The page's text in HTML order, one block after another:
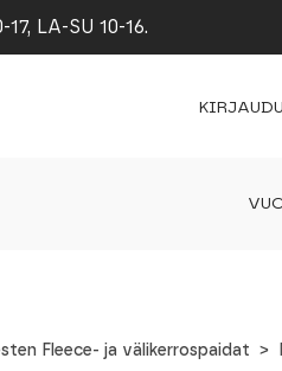
LA-SU 10-16.
KIRJAUDU
Fleece- ja välikerrospaidat